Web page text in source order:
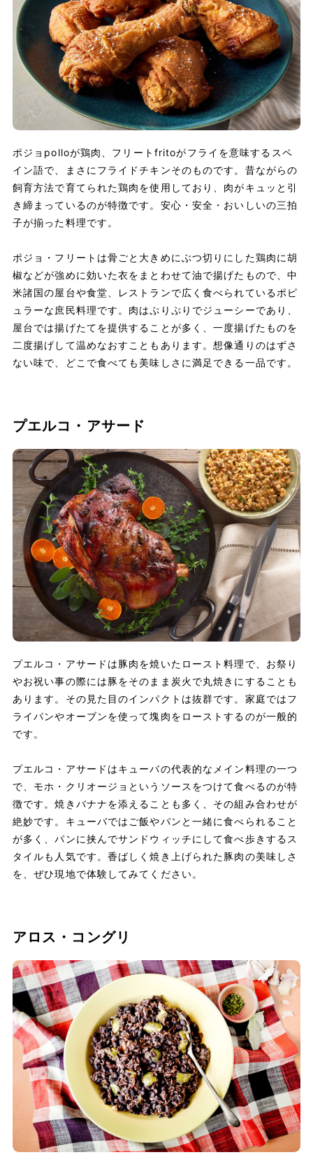
ポジョpolloが鶏肉、フリートfritoがフライを意味するスペ
イン語で、まさにフライドチキンそのものです。昔ながらの
飼育方法で育てられた鶏肉を使用しており、肉がキュッと引
き締まっているのが特徴です。安心・安全・おいしいの三拍
子が揃った料理です。
ポジョ・フリートは骨ごと大きめにぶつ切りにした鶏肉に胡
椒などが強めに効いた衣をまとわせて油で揚げたもので、中
米諸国の屋台や食堂、レストランで広く食べられているポピ
ュラーな庶民料理です。肉はぷりぷりでジューシーであり、
屋台では揚げたてを提供することが多く、一度揚げたものを
二度揚げして温めなおすこともあります。想像通りのはずさ
ない味で、どこで食べても美味しさに満足できる一品です。
プエルコ・アサード
プエルコ・アサードは豚肉を焼いたロースト料理で、お祭り
やお祝い事の際には豚をそのまま炭火で丸焼きにすることも
あります。その見た目のインパクトは抜群です。家庭ではフ
ライパンやオーブンを使って塊肉をローストするのが一般的
です。
プエルコ・アサードはキューバの代表的なメイン料理の一つ
で、モホ・クリオージョというソースをつけて食べるのが特
徴です。焼きバナナを添えることも多く、その組み合わせが
絶妙です。キューバではご飯やパンと一緒に食べられること
が多く、パンに挟んでサンドウィッチにして食べ歩きするス
タイルも人気です。香ばしく焼き上げられた豚肉の美味しさ
を、ぜひ現地で体験してみてください。
アロス・コングリ